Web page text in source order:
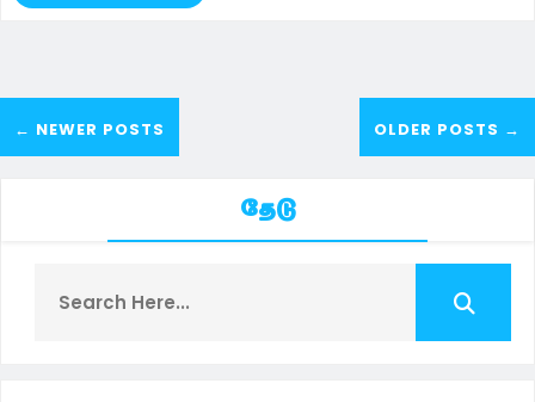
← NEWER POSTS OLDER POSTS →
தேடு